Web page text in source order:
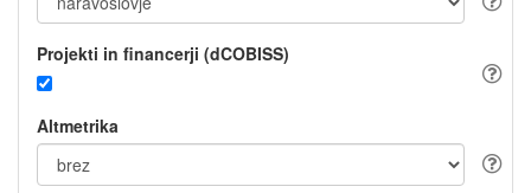
Projekti in financerji (dCOBISS)
Altmetrika